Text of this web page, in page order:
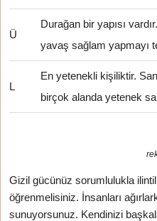
Ü
Durağan bir yapısı
yavaş sağlam yapmayı
L
En yetenekli kişiliktir.
birçok alanda yetenek
Gizil gücünüz sorumlulukla
öğrenmelisiniz. İnsanları
sunuyorsunuz. Kendinizi